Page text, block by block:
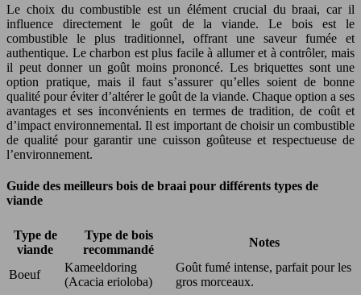
Le choix du combustible est un élément crucial du braai, car il
influence directement le goût de la viande. Le bois est le
combustible le plus traditionnel, offrant une saveur fumée et
authentique. Le charbon est plus facile à allumer et à contrôler, mais
il peut donner un goût moins prononcé. Les briquettes sont une
option pratique, mais il faut s’assurer qu’elles soient de bonne
qualité pour éviter d’altérer le goût de la viande. Chaque option a ses
avantages et ses inconvénients en termes de tradition, de coût et
d’impact environnemental. Il est important de choisir un combustible
de qualité pour garantir une cuisson goûteuse et respectueuse de
l’environnement.
Guide des meilleurs bois de braai pour différents types de
viande
Type de
viande
Type de bois
recommandé
Notes
Boeuf
Kameeldoring
(Acacia erioloba)
Goût fumé intense, parfait pour les
gros morceaux.